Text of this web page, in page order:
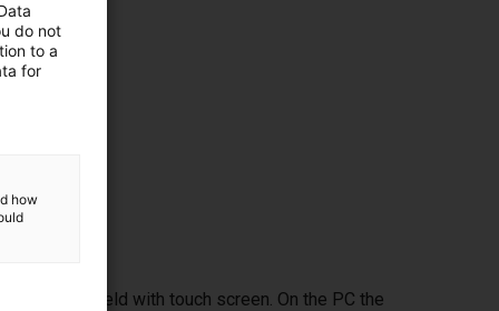
handheld with touch screen. On the PC the
do not
to a
for
how